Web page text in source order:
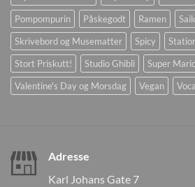
Pompompurin
Påskegodt Ramen
Skrivebord og Musematter
Spicy
Stort Priskutt!
Studio Ghibli Super
Valentine's Day og Morsdag
Vegan
Adresse
Karl Johans Gate 7